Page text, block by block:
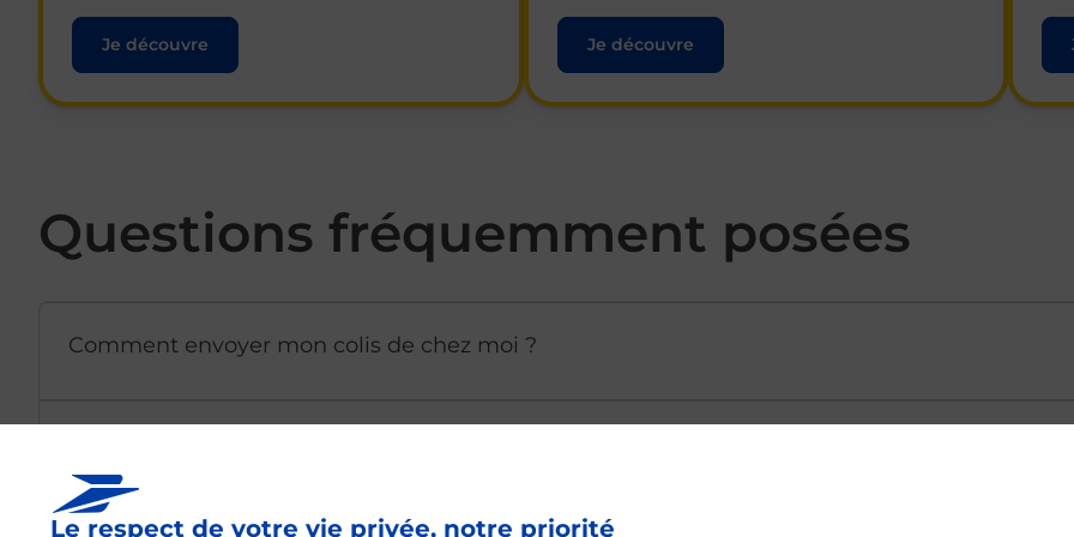
Le respect de votre vie privée, notre priorité
Je découvre Je découvre
Questions fréquemment posées
Comment envoyer mon colis de chez moi ?